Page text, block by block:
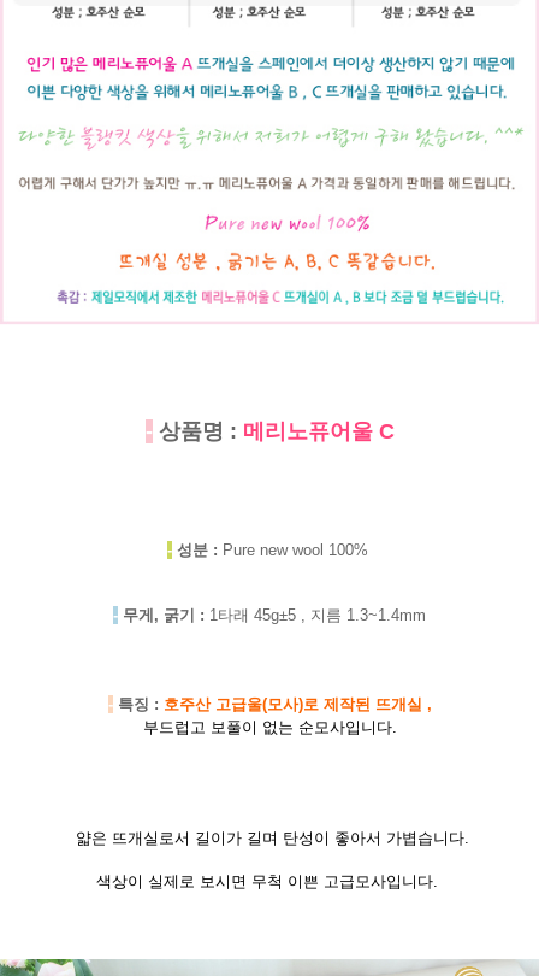
- 상품명 : 메리노퓨어울 C
- 성분 : Pure new wool 100%
- 무게, 굵기 : 1타래 45g±5 , 지름 1.3~1.4mm
- 특징 : 호주산 고급울(모사)로 제작된 뜨개실 ,
부드럽고 보풀이 없는 순모사입니다.
얇은 뜨개실로서 길이가 길며 탄성이 좋아서 가볍습니다.
색상이 실제로 보시면 무척 이쁜 고급모사입니다.